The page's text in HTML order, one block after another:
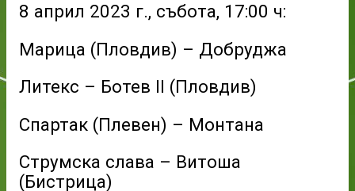
8 април 2023 г., събота, 17:00 ч:
Марица (Пловдив) – Добруджа
Литекс – Ботев II (Пловдив)
Спартак (Плевен) – Монтана
Струмска слава – Витоша
(Бистрица)